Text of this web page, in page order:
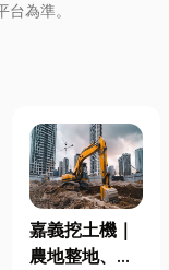
為準。
嘉義挖土機｜
農地整地、基